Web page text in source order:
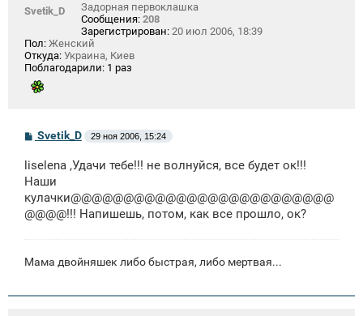
Svetik_D
Задорная первоклашка
Сообщения: 208
Зарегистрирован: 20 июл 2006, 18:39
Пол: Женский
Откуда: Украина, Киев
Поблагодарили: 1 раз
С
б
щ
н
и
Svetik_D 29 ноя 2006, 15:24
liselena ,Удачи тебе!!! не волнуйся, все будет ок!!!
Наши
кулачки@@@@@@@@@@@@@@@@@@@@@@@@@
@@@@!!! Напишешь, потом, как все прошло, ок?
Мама двойняшек либо быстрая, либо мертвая...